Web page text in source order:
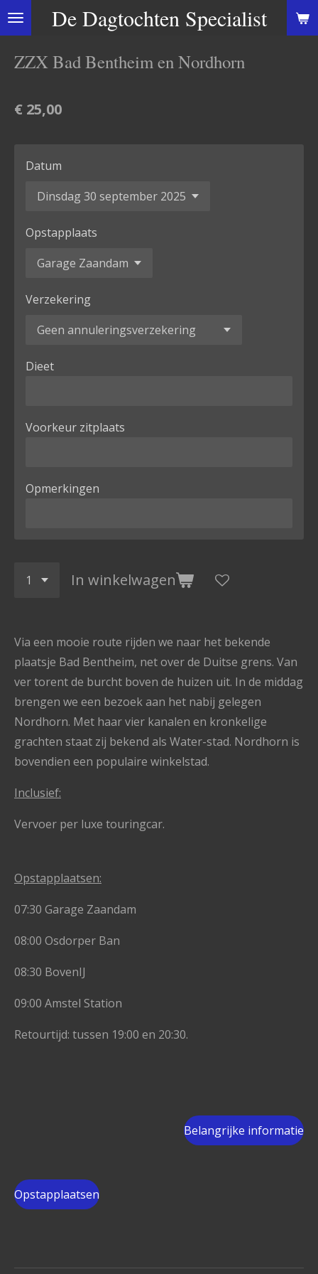
Ga
direct
naar
De Dagtochten Specialist
ZZX Bad Bentheim en Nordhorn
€ 25,00
Datum
Opstapplaats
Verzekering
Dieet
Voorkeur zitplaats
Opmerkingen
In winkelwagen
Via een mooie route rijden we naar het bekende
plaatsje Bad Bentheim, net over de Duitse grens. Van
ver torent de burcht boven de huizen uit. In de middag
brengen we een bezoek aan het nabij gelegen
Nordhorn. Met haar vier kanalen en kronkelige
grachten staat zij bekend als Water-stad. Nordhorn is
bovendien een populaire winkelstad.
Inclusief:
Vervoer per luxe touringcar.
Opstapplaatsen:
07:30 Garage Zaandam
08:00 Osdorper Ban
08:30 BovenIJ
09:00 Amstel Station
Retourtijd: tussen 19:00 en 20:30.
Belangrijke informatie
Opstapplaatsen